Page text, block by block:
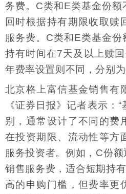
务费。C类和E类基金份额
回时根据持有期限收取赎
服务费。C类和E类基金份
持有时间在7天及以上赎
年费率设置则不同，分别
北京格上富信基金销售有
《证券日报》记者表示：
别，通常设计了不同的费
在投资期限、流动性等方
服务投资者。例如，C份
销售服务费，适合短期持
高的申购门槛，但费率更